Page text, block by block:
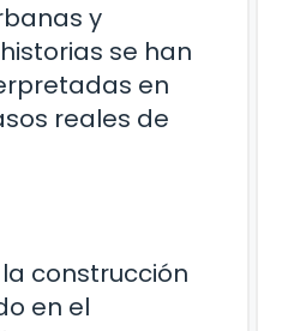
y
se han
en
reales de
construcción
en el